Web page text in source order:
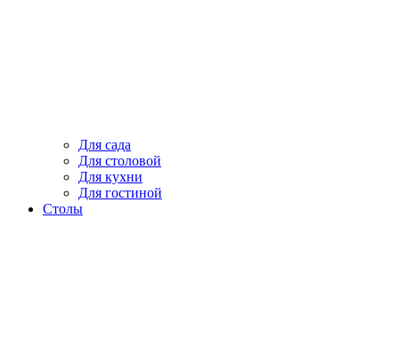
Для сада
Для столовой
Для кухни
Для гостиной
Столы